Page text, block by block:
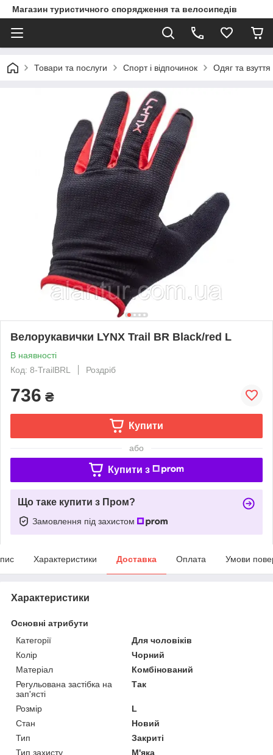
Магазин туристичного спорядження та велосипедів
Товари та послуги Спорт і відпочинок Одяг та
Велорукавички LYNX Trail BR Black/red L
В наявності
Код: 8-TrailBRL
Роздріб
736 ₴
Купити
або
Купити з
Що таке купити з Пром?
Замовлення під захистом
Характеристики Доставка Оплата Умови
Характеристики
Основні атрибути
Категорії
Для чоловіків
Колір
Чорний
Матеріал
Комбінований
Регульована застібка на
зап'ясті
Так
Розмір
L
Стан
Новий
Тип
Закриті
Тип захисту
М'яка